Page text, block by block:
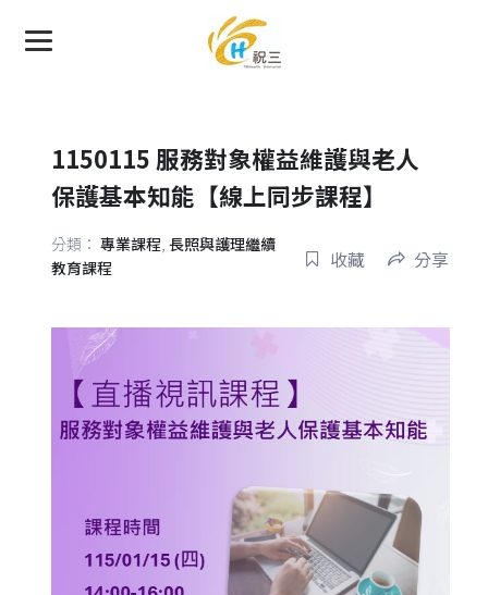
1150115 服務對象權益維護與老人
保護基本知能【線上同步課程】
分類： 專業課程, 長照與護理繼續
教育課程
收藏 分享